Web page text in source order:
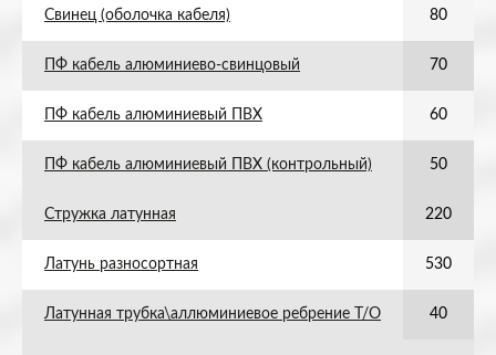
Свинец (оболочка кабеля) 80
ПФ кабель алюминиево-свинцовый 70
ПФ кабель алюминиевый ПВХ 60
ПФ кабель алюминиевый ПВХ (контрольный) 50
Стружка латунная 220
Латунь разносортная 530
Латунная трубка\аллюминиевое ребрение Т/О 40